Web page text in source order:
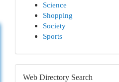
Science
Shopping
Society
Sports
Web Directory Search